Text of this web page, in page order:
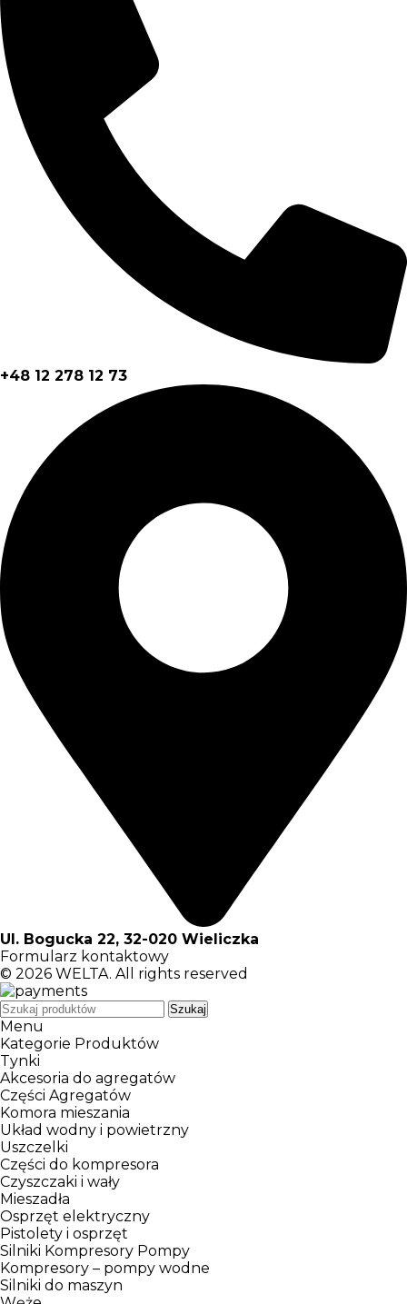
+48 12 278 12 73
Ul. Bogucka 22, 32-020 Wieliczka
Formularz kontaktowy
© 2026 WELTA. All rights reserved
Szukaj
Menu
Kategorie Produktów
Tynki
Akcesoria do agregatów
Części Agregatów
Komora mieszania
Układ wodny i powietrzny
Uszczelki
Części do kompresora
Czyszczaki i wały
Mieszadła
Osprzęt elektryczny
Pistolety i osprzęt
Silniki Kompresory Pompy
Kompresory – pompy wodne
Silniki do maszyn